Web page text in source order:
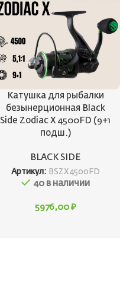
Катушка для рыбалки
безынерционная Black
Side Zodiac X 4500FD (9+1
подш.)
BLACK SIDE
Артикул: BSZX4500FD
40 в наличии
5976,00 ₽